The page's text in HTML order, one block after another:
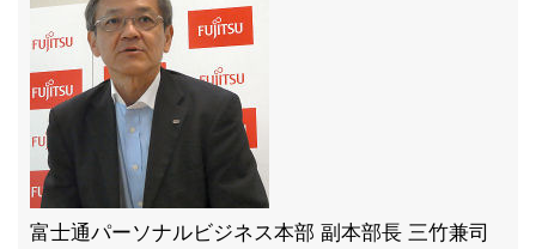
富士通パーソナルビジネス本部 副本部長 三竹兼司